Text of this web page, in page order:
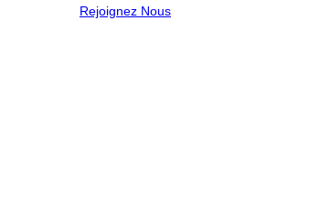
Rejoignez Nous